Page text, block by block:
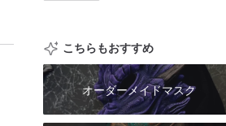
こちらもおすすめ
オーダーメイドマスク